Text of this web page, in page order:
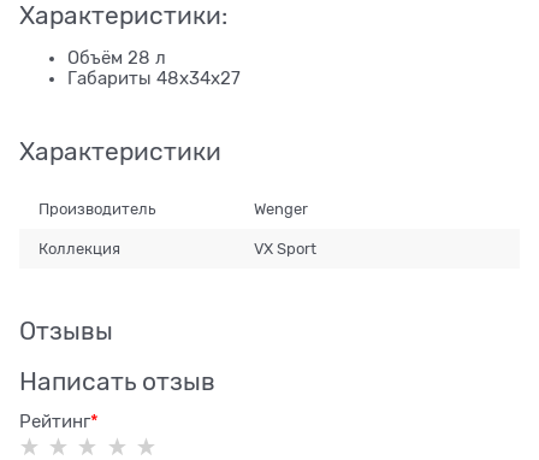
Характеристики:
Объём 28 л
Габариты 48x34x27
Характеристики
Производитель Wenger
Коллекция VX Sport
Отзывы
Написать отзыв
Рейтинг